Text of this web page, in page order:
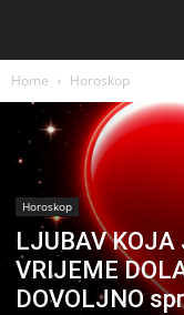
Home Horoskop
Horoskop
LJUBAV KOJA
VRIJEME
DOVOLJNO